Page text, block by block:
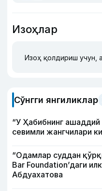
Изоҳлар
Изоҳ қолдириш учун,
Сўнгги янгиликлар
“У Ҳабибнинг
севимли жангчилари
“Одамлар суддан
Bar Foundation’даги
Абдуахатова